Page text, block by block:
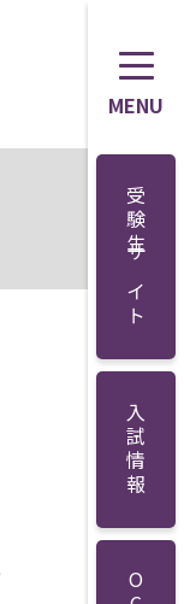
MENU
受験生サイト
入試情報